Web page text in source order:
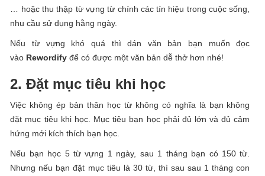
… hoặc thu thập từ vựng từ chính các tín hiệu trong cuộc sống,
nhu cầu sử dụng hằng ngày.
Nếu từ vựng khó quá thì dán văn bản bạn muốn đọc
vào Rewordify để có được một văn bản dễ thở hơn nhé!
2. Đặt mục tiêu khi học
Việc không ép bản thân học từ không có nghĩa là bạn không
đặt mục tiêu khi học. Mục tiêu bạn học phải đủ lớn và đủ cảm
hứng mới kích thích bạn học.
Nếu bạn học 5 từ vựng 1 ngày, sau 1 tháng bạn có 150 từ.
Nhưng nếu bạn đặt mục tiêu là 30 từ, thì sau sau 1 tháng con